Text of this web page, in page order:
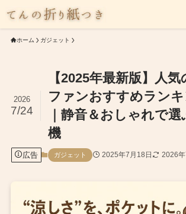
ホーム ガジェット
【2025年最新版】人
ファンおすすめラン
｜静音＆おしゃれで
機
2026
7/24
広告 ガジェット 2025年7月18日 2026